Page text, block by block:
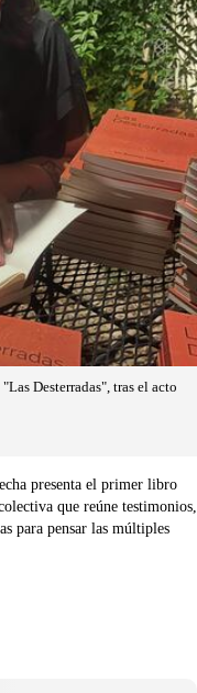
Desterradas", tras el acto
presenta el primer libro
que reúne testimonios,
para pensar las múltiples